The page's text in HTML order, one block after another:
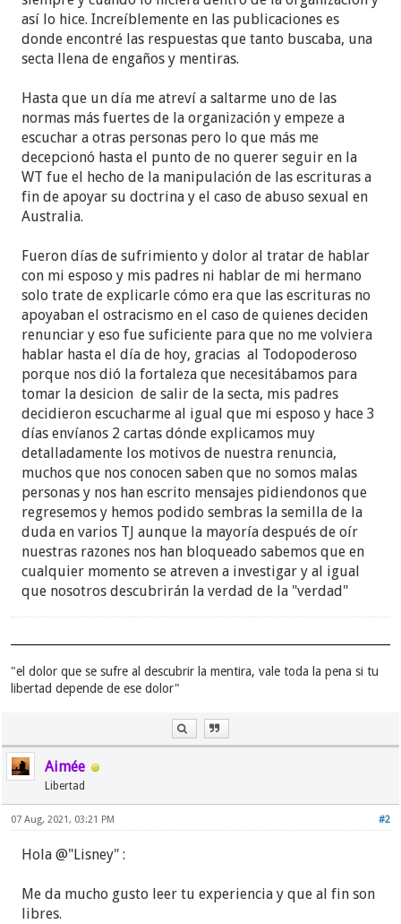
así lo hice. Increíblemente en las publicaciones es
donde encontré las respuestas que tanto buscaba, una
secta llena de engaños y mentiras.
Hasta que un día me atreví a saltarme uno de las
normas más fuertes de la organización y empeze a
escuchar a otras personas pero lo que más me
decepcionó hasta el punto de no querer seguir en la
WT fue el hecho de la manipulación de las escrituras a
fin de apoyar su doctrina y el caso de abuso sexual en
Australia.
Fueron días de sufrimiento y dolor al tratar de hablar
con mi esposo y mis padres ni hablar de mi hermano
solo trate de explicarle cómo era que las escrituras no
apoyaban el ostracismo en el caso de quienes deciden
renunciar y eso fue suficiente para que no me volviera
hablar hasta el día de hoy, gracias al Todopoderoso
porque nos dió la fortaleza que necesitábamos para
tomar la desicion de salir de la secta, mis padres
decidieron escucharme al igual que mi esposo y hace 3
días envíanos 2 cartas dónde explicamos muy
detalladamente los motivos de nuestra renuncia,
muchos que nos conocen saben que no somos malas
personas y nos han escrito mensajes pidiendonos que
regresemos y hemos podido sembras la semilla de la
duda en varios TJ aunque la mayoría después de oír
nuestras razones nos han bloqueado sabemos que en
cualquier momento se atreven a investigar y al igual
que nosotros descubrirán la verdad de la "verdad"
"el dolor que se sufre al descubrir la mentira, vale toda la pena si tu
libertad depende de ese dolor"
Aimée
Libertad
#2
07 Aug, 2021, 03:21 PM
Hola @"Lisney" :
Me da mucho gusto leer tu experiencia y que al fin son
libres.